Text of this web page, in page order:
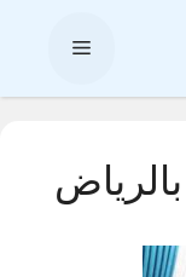
القائمة